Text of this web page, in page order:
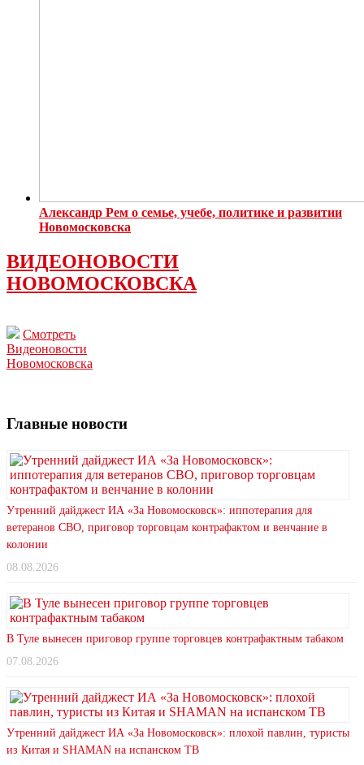
Александр Рем о семье, учебе, политике и развитии
Новомосковска
ВИДЕОНОВОСТИ
НОВОМОСКОВСКА
Смотреть
Видеоновости
Новомосковска
Главные новости
Утренний дайджест ИА «За Новомосковск»: иппотерапия для
ветеранов СВО, приговор торговцам контрафактом и венчание в
колонии
08.08.2026
В Туле вынесен приговор группе торговцев контрафактным табаком
07.08.2026
Утренний дайджест ИА «За Новомосковск»: плохой павлин, туристы
из Китая и SHAMAN на испанском ТВ